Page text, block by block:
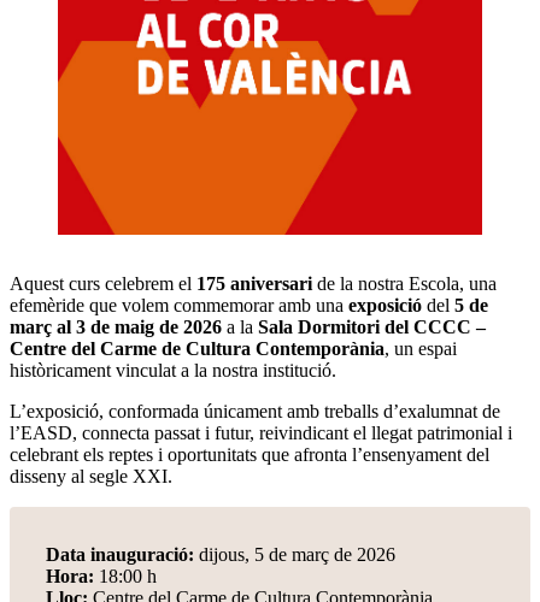
Aquest curs celebrem el 175 aniversaride la nostra Escola, una
efemèride que volem commemorar amb una exposició del 5 de
març al 3 de maig de 2026 a la Sala Dormitori del CCCC –
Centre del Carme de Cultura Contemporània, un espai
històricament vinculat a la nostra institució.
L’exposició, conformada únicament amb treballs d’exalumnat de
l’EASD, connecta passat i futur, reivindicant el llegat patrimonial i
celebrant els reptes i oportunitats que afronta l’ensenyament del
disseny al segle XXI.
Data inauguració: dijous, 5 de març de 2026
Hora: 18:00 h